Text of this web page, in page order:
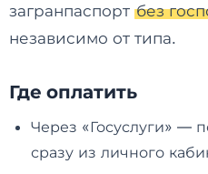
загранпаспорт без
независимо от типа.
Где оплатить
Через «Госуслуги» —
сразу из личного